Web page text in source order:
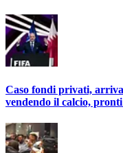
Caso fondi privati,
vendendo il calcio,